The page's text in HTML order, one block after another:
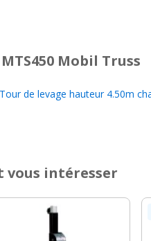
Mobil Truss
de levage hauteur 4.50m
intéresser